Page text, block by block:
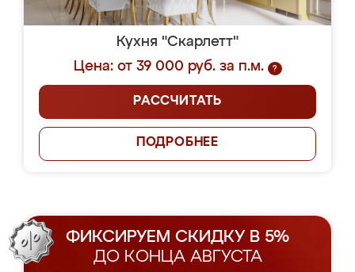
Кухня "Скарлетт"
Цена: от 39 000 руб. за п.м.
?
РАССЧИТАТЬ
ПОДРОБНЕЕ
ФИКСИРУЕМ СКИДКУ В 5%
ДО КОНЦА АВГУСТА